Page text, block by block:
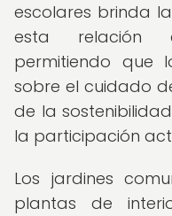
escolares brinda
esta relación
permitiendo que
sobre el cuidado
de la
la participación
Los jardines
plantas de